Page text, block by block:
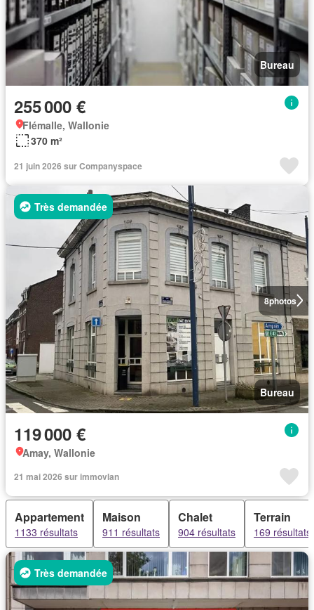
Bureau
255 000 €
Flémalle, Wallonie
370 m²
21 juin 2026 sur Companyspace
8photos
Très demandée
Bureau
119 000 €
Amay, Wallonie
21 mai 2026 sur immovlan
Appartement
1133 résultats
Maison
911 résultats
Chalet
904 résultats
Terrain
169 résultats
Très demandée